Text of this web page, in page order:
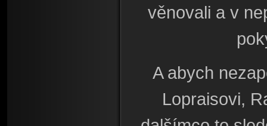
věnovali a v
A abych
Lopraisovi,